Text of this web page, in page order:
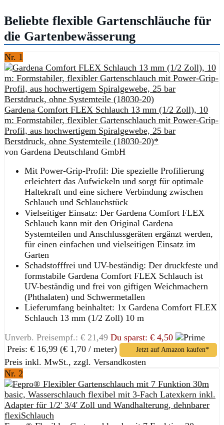
Beliebte flexible Gartenschläuche für
die Gartenbewässerung
Nr. 1
Gardena Comfort FLEX Schlauch 13 mm (1/2 Zoll), 10
m: Formstabiler, flexibler Gartenschlauch mit Power-Grip-
Profil, aus hochwertigem Spiralgewebe, 25 bar
Berstdruck, ohne Systemteile (18030-20)*
von Gardena Deutschland GmbH
Mit Power-Grip-Profil: Die spezielle Profilierung
erleichtert das Aufwickeln und sorgt für optimale
Haltekraft und eine sichere Verbindung zwischen
Schlauch und Schlauchstück
Vielseitiger Einsatz: Der Gardena Comfort FLEX
Schlauch kann mit den Original Gardena
Systemteilen und Anschlussgeräten ergänzt werden,
für einen einfachen und vielseitigen Einsatz im
Garten
Schadstofffrei und UV-beständig: Der druckfeste und
formstabile Gardena Comfort FLEX Schlauch ist
UV-beständig und frei von giftigen Weichmachern
(Phthalaten) und Schwermetallen
Lieferumfang beinhaltet: 1x Gardena Comfort FLEX
Schlauch 13 mm (1/2 Zoll) 10 m
Unverb. Preisempf.: € 21,49 Du sparst: € 4,50
Preis: € 16,99 (€ 1,70 / meter) Jetzt auf Amazon kaufen*
Preis inkl. MwSt., zzgl. Versandkosten
Nr. 2